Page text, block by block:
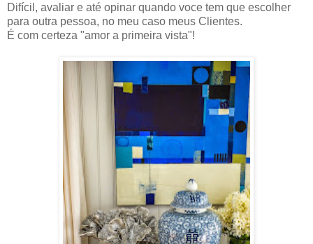
Difícil, avaliar e até opinar quando voce tem que escolher
para outra pessoa, no meu caso meus Clientes.
É com certeza "amor a primeira vista"!